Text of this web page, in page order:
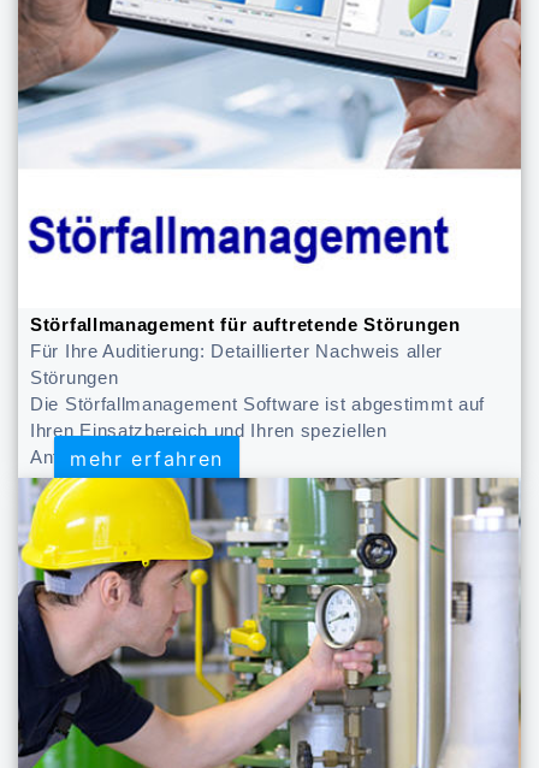
Störfallmanagement für auftretende Störungen
Für Ihre Auditierung: Detaillierter Nachweis aller
Störungen
Die Störfallmanagement Software ist abgestimmt auf
Ihren Einsatzbereich und Ihren speziellen
Anforderungen
mehr erfahren
mehr erfahren